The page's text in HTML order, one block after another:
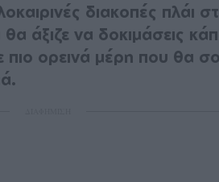
διακοπές πλάι
άξιζε να δοκιμάσεις
πιο ορεινά μέρη που θα